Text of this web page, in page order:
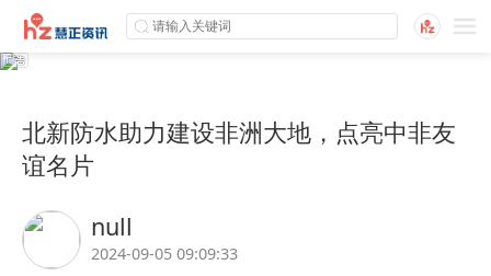
北新防水助力建设非洲大地，点亮中非友
谊名片
null
2024-09-05 09:09:33